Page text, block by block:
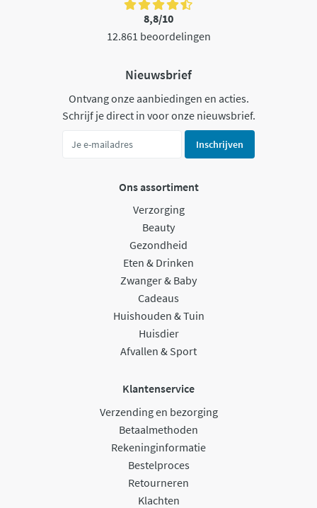
8,8/10
12.861 beoordelingen
Nieuwsbrief
Ontvang onze aanbiedingen en acties.
Schrijf je direct in voor onze nieuwsbrief.
Inschrijven
Ons assortiment
Verzorging
Beauty
Gezondheid
Eten & Drinken
Zwanger & Baby
Cadeaus
Huishouden & Tuin
Huisdier
Afvallen & Sport
Klantenservice
Verzending en bezorging
Betaalmethoden
Rekeninginformatie
Bestelproces
Retourneren
Klachten